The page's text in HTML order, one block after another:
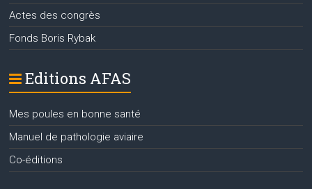
Actes des congrès
Fonds Boris Rybak
Editions AFAS
Mes poules en bonne santé
Manuel de pathologie aviaire
Co-éditions